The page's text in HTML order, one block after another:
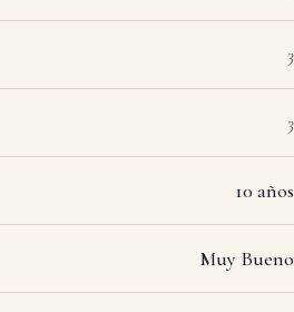
3
3
10 años
Muy Bueno